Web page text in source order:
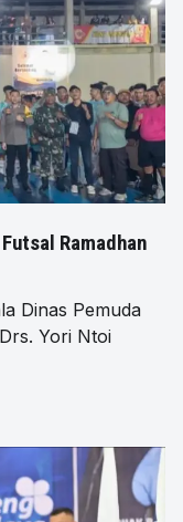
Ramadhan
Dinas Pemuda
Yori Ntoi